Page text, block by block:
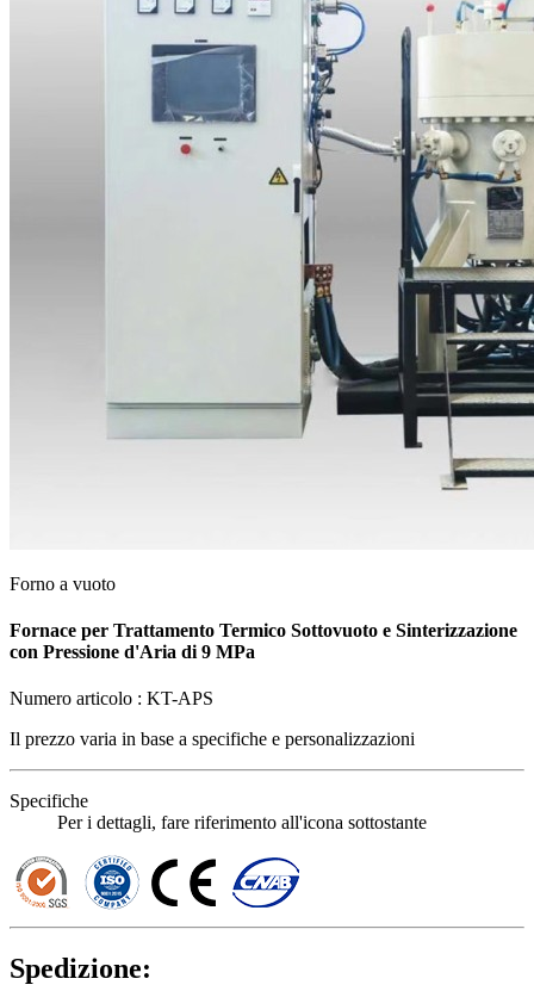
Forno a vuoto
Fornace per Trattamento Termico Sottovuoto e Sinterizzazione
con Pressione d'Aria di 9 MPa
Numero articolo : KT-APS
Il prezzo varia in base a specifiche e personalizzazioni
Specifiche
Per i dettagli, fare riferimento all'icona sottostante
Spedizione: